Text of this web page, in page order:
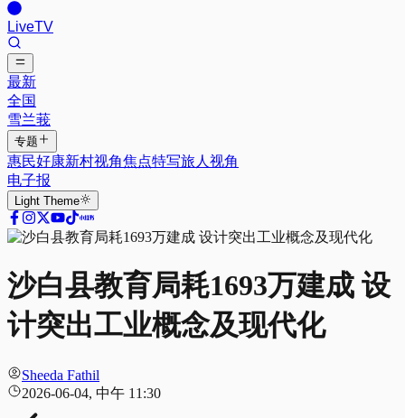
LiveTV
最新
全国
雪兰莪
专题
惠民好康新村视角焦点特写旅人视角
电子报
Light Theme
沙白县教育局耗1693万建成 设
计突出工业概念及现代化
Sheeda Fathil
2026-06-04, 中午 11:30